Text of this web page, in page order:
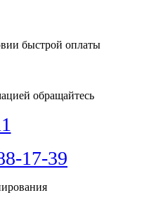
быстрой оплаты
обращайтесь
17-39